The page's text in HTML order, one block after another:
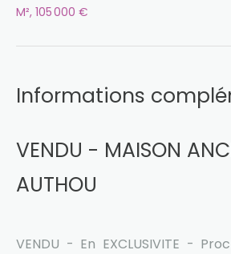
M², 105 000 €
Informations
VENDU - MAISON
AUTHOU
VENDU - En EXCLUSIVITE -